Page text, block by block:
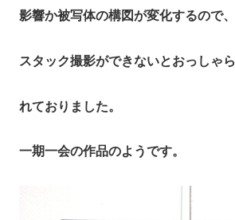
影響か被写体の構図が変化するので、
スタック撮影ができないとおっしゃら
れておりました。
一期一会の作品のようです。